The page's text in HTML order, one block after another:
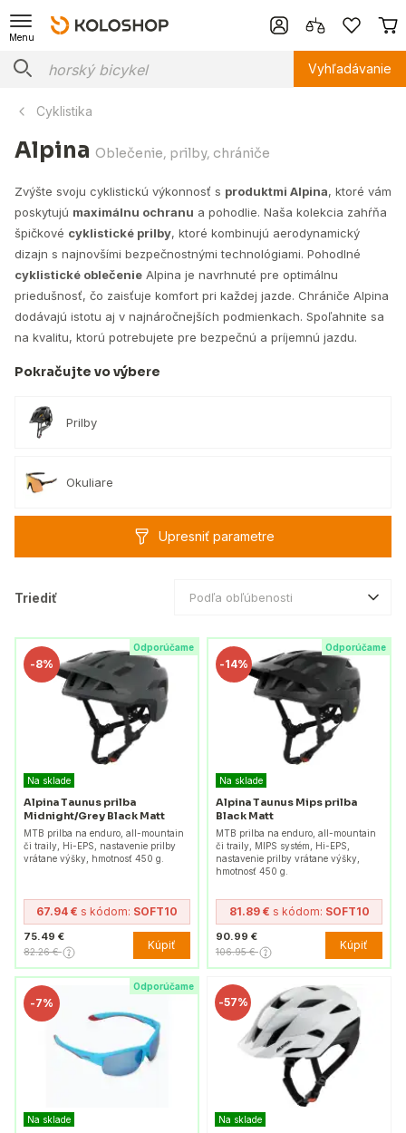
Menu
Vyhľadávanie
Cyklistika
Alpina Oblečenie, prilby, chrániče
Zvýšte svoju cyklistickú výkonnosť s produktmi Alpina, ktoré vám
poskytujú maximálnu ochranu a pohodlie. Naša kolekcia zahŕňa
špičkové cyklistické prilby, ktoré kombinujú aerodynamický
dizajn s najnovšími bezpečnostnými technológiami. Pohodlné
cyklistické oblečenie Alpina je navrhnuté pre optimálnu
priedušnosť, čo zaisťuje komfort pri každej jazde. Chrániče Alpina
dodávajú istotu aj v najnáročnejších podmienkach. Spoľahnite sa
na kvalitu, ktorú potrebujete pre bezpečnú a príjemnú jazdu.
Pokračujte vo výbere
Prilby
Okuliare
Upresniť parametre
Triediť Podľa obľúbenosti
Odporúčame
-8%
Na sklade
Alpina Taunus prilba
Midnight/Grey Black Matt
MTB prilba na enduro, all-mountain
či traily, Hi-EPS, nastavenie prilby
vrátane výšky, hmotnosť 450 g.
67.94 € s kódom: SOFT10
75.49 €
82.26 € Kúpiť
Odporúčame
-14%
Na sklade
Alpina Taunus Mips prilba
Black Matt
MTB prilba na enduro, all-mountain
či traily, MIPS systém, Hi-EPS,
nastavenie prilby vrátane výšky,
hmotnosť 450 g.
81.89 € s kódom: SOFT10
90.99 €
106.95 € Kúpiť
Odporúčame
-7%
Na sklade
-57%
Na sklade